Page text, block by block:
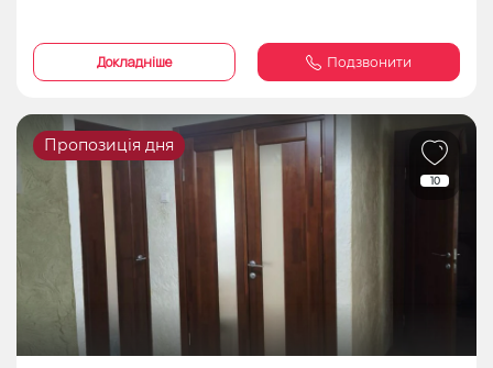
Докладніше Подзвонити
10
Пропозиція дня